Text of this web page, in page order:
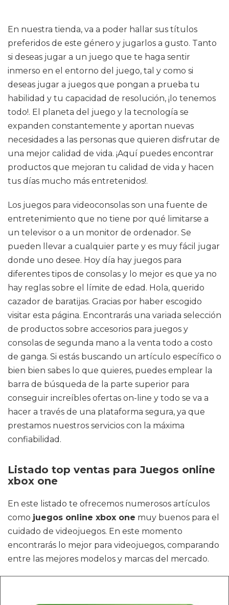
En nuestra tienda, va a poder hallar sus títulos
preferidos de este género y jugarlos a gusto. Tanto
si deseas jugar a un juego que te haga sentir
inmerso en el entorno del juego, tal y como si
deseas jugar a juegos que pongan a prueba tu
habilidad y tu capacidad de resolución, ¡lo tenemos
todo!. El planeta del juego y la tecnología se
expanden constantemente y aportan nuevas
necesidades a las personas que quieren disfrutar de
una mejor calidad de vida. ¡Aquí puedes encontrar
productos que mejoran tu calidad de vida y hacen
tus días mucho más entretenidos!.
Los juegos para videoconsolas son una fuente de
entretenimiento que no tiene por qué limitarse a
un televisor o a un monitor de ordenador. Se
pueden llevar a cualquier parte y es muy fácil jugar
donde uno desee. Hoy día hay juegos para
diferentes tipos de consolas y lo mejor es que ya no
hay reglas sobre el límite de edad. Hola, querido
cazador de baratijas. Gracias por haber escogido
visitar esta página. Encontrarás una variada selección
de productos sobre accesorios para juegos y
consolas de segunda mano a la venta todo a costo
de ganga. Si estás buscando un artículo específico o
bien bien sabes lo que quieres, puedes emplear la
barra de búsqueda de la parte superior para
conseguir increíbles ofertas on-line y todo se va a
hacer a través de una plataforma segura, ya que
prestamos nuestros servicios con la máxima
confiabilidad.
Listado top ventas para Juegos online
xbox one
En este listado te ofrecemos numerosos artículos
como juegos online xbox one muy buenos para el
cuidado de videojuegos. En este momento
encontrarás lo mejor para videojuegos, comparando
entre las mejores modelos y marcas del mercado.